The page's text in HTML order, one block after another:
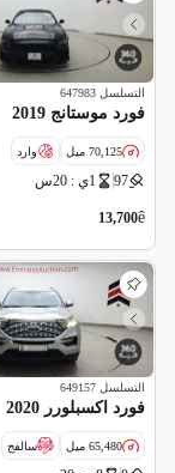
التسلسل 647983
فورد موستانج 2019
70,125 ميل وارد
97 1ي : 20س
ê
13,700
التسلسل 649157
فورد اكسبلورر 2020
65,480 ميل سالفج